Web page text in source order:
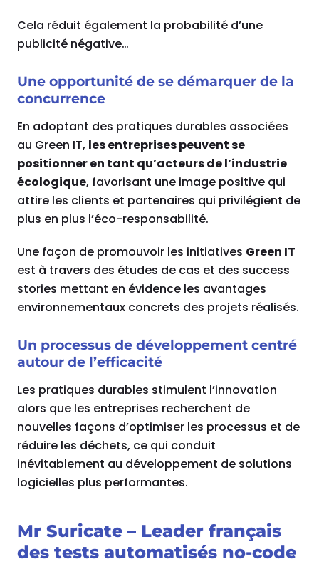
Cela réduit également la probabilité d’une
publicité négative…
Une opportunité de se démarquer de la
concurrence
En adoptant des pratiques durables associées
au Green IT, les entreprises peuvent se
positionner en tant qu’acteurs de l’industrie
écologique, favorisant une image positive qui
attire les clients et partenaires qui privilégient de
plus en plus l’éco-responsabilité.
Une façon de promouvoir les initiatives Green IT
est à travers des études de cas et des success
stories mettant en évidence les avantages
environnementaux concrets des projets réalisés.
Un processus de développement centré
autour de l’efficacité
Les pratiques durables stimulent l’innovation
alors que les entreprises recherchent de
nouvelles façons d’optimiser les processus et de
réduire les déchets, ce qui conduit
inévitablement au développement de solutions
logicielles plus performantes.
Mr Suricate – Leader français
des tests automatisés no-code